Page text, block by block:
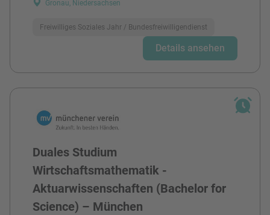
Gronau, Niedersachsen
Freiwilliges Soziales Jahr / Bundesfreiwilligendienst
Details ansehen
Duales Studium
Wirtschaftsmathematik -
Aktuarwissenschaften (Bachelor for
Science) – München